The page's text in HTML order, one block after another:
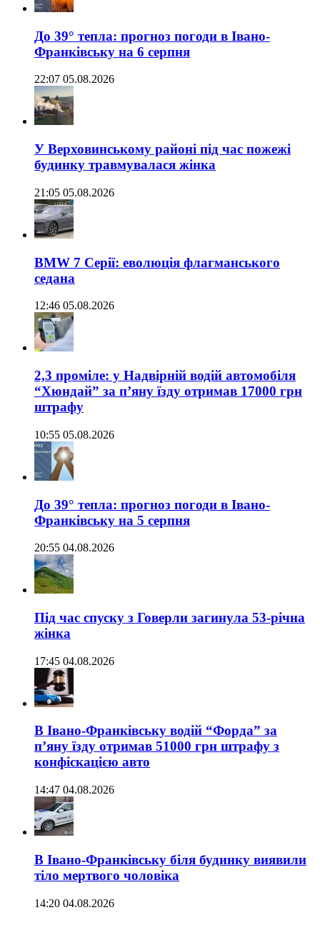
До 39° тепла: прогноз погоди в Івано-
Франківську на 6 серпня
22:07 05.08.2026
У Верховинському районі під час пожежі
будинку травмувалася жінка
21:05 05.08.2026
BMW 7 Серії: еволюція флагманського
седана
12:46 05.08.2026
2,3 проміле: у Надвірній водій автомобіля
“Хюндай” за п’яну їзду отримав 17000 грн
штрафу
10:55 05.08.2026
До 39° тепла: прогноз погоди в Івано-
Франківську на 5 серпня
20:55 04.08.2026
Під час спуску з Говерли загинула 53-річна
жінка
17:45 04.08.2026
В Івано-Франківську водій “Форда” за
п’яну їзду отримав 51000 грн штрафу з
конфіскацією авто
14:47 04.08.2026
В Івано-Франківську біля будинку виявили
тіло мертвого чоловіка
14:20 04.08.2026